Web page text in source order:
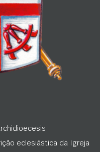
eclesiástica da Igreja